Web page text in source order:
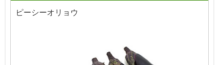
ピーシーオリョウ